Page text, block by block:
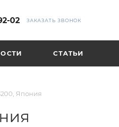
02 ЗАКАЗАТЬ ЗВОНОК
СТАТЬИ
Япония